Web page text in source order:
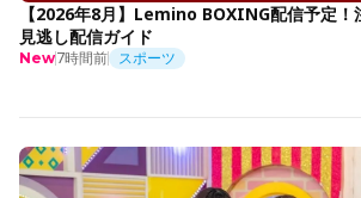
【2026年8月】Lemino BOXING配信予定！
見逃し配信ガイド
New7時間前 スポーツ